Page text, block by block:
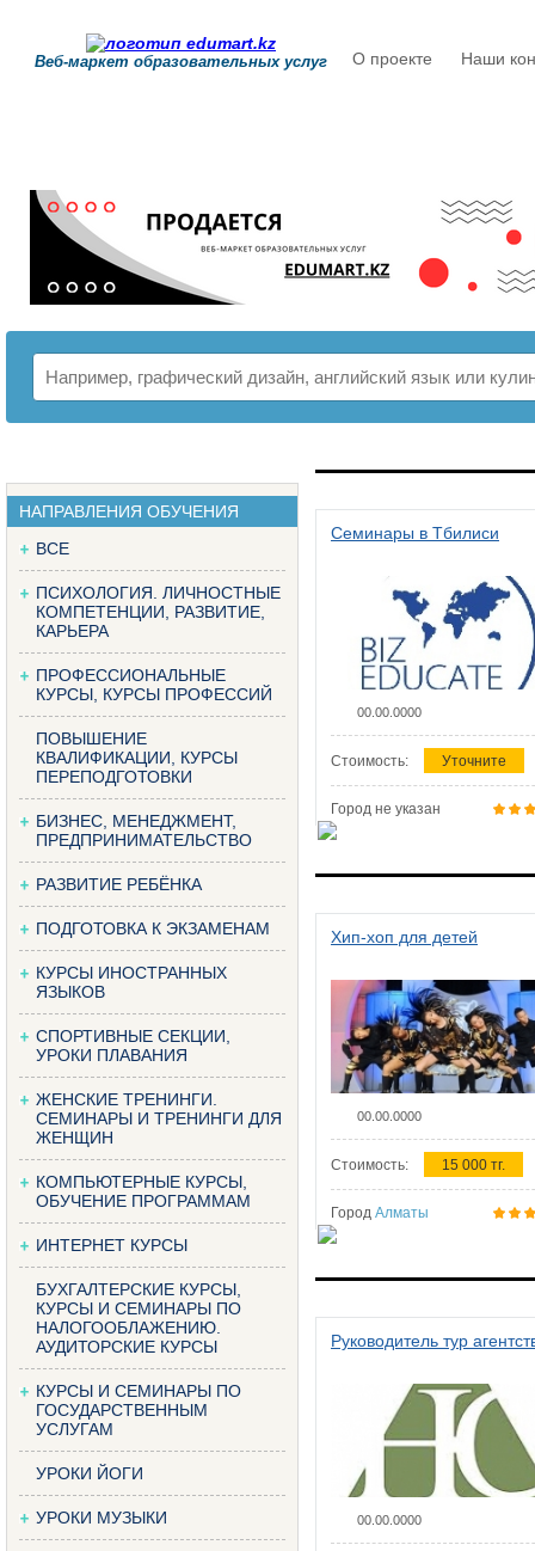
Веб-маркет образовательных услуг О проекте Наши
НАПРАВЛЕНИЯ ОБУЧЕНИЯ
ВСЕ
ПСИХОЛОГИЯ. ЛИЧНОСТНЫЕ
КОМПЕТЕНЦИИ, РАЗВИТИЕ,
КАРЬЕРА
ПРОФЕССИОНАЛЬНЫЕ
КУРСЫ, КУРСЫ ПРОФЕССИЙ
ПОВЫШЕНИЕ
КВАЛИФИКАЦИИ, КУРСЫ
ПЕРЕПОДГОТОВКИ
БИЗНЕС, МЕНЕДЖМЕНТ,
ПРЕДПРИНИМАТЕЛЬСТВО
РАЗВИТИЕ РЕБЁНКА
ПОДГОТОВКА К ЭКЗАМЕНАМ
КУРСЫ ИНОСТРАННЫХ
ЯЗЫКОВ
СПОРТИВНЫЕ СЕКЦИИ,
УРОКИ ПЛАВАНИЯ
ЖЕНСКИЕ ТРЕНИНГИ.
СЕМИНАРЫ И ТРЕНИНГИ ДЛЯ
ЖЕНЩИН
КОМПЬЮТЕРНЫЕ КУРСЫ,
ОБУЧЕНИЕ ПРОГРАММАМ
ИНТЕРНЕТ КУРСЫ
БУХГАЛТЕРСКИЕ КУРСЫ,
КУРСЫ И СЕМИНАРЫ ПО
НАЛОГООБЛАЖЕНИЮ.
АУДИТОРСКИЕ КУРСЫ
КУРСЫ И СЕМИНАРЫ ПО
ГОСУДАРСТВЕННЫМ
УСЛУГАМ
УРОКИ ЙОГИ
УРОКИ МУЗЫКИ
Семинары в Тбилиси
00.00.0000
Стоимость: Уточните
Город не указан
Хип-хоп для детей
00.00.0000
Стоимость: 15 000 тг.
Город Алматы
Руководитель тур
00.00.0000